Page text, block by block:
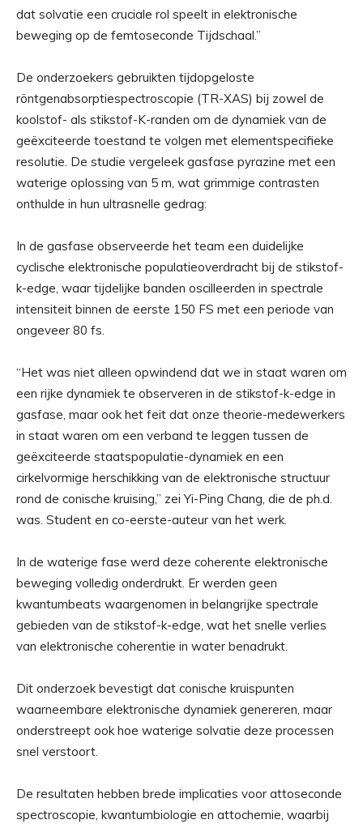
dat solvatie een cruciale rol speelt in elektronische
beweging op de femtoseconde Tijdschaal.”
De onderzoekers gebruikten tijdopgeloste
röntgenabsorptiespectroscopie (TR-XAS) bij zowel de
koolstof- als stikstof-K-randen om de dynamiek van de
geëxciteerde toestand te volgen met elementspecifieke
resolutie. De studie vergeleek gasfase pyrazine met een
waterige oplossing van 5 m, wat grimmige contrasten
onthulde in hun ultrasnelle gedrag:
In de gasfase observeerde het team een ​​duidelijke
cyclische elektronische populatieoverdracht bij de stikstof-
k-edge, waar tijdelijke banden oscilleerden in spectrale
intensiteit binnen de eerste 150 FS met een periode van
ongeveer 80 fs.
“Het was niet alleen opwindend dat we in staat waren om
een ​​rijke dynamiek te observeren in de stikstof-k-edge in
gasfase, maar ook het feit dat onze theorie-medewerkers
in staat waren om een ​​verband te leggen tussen de
geëxciteerde staatspopulatie-dynamiek en een
cirkelvormige herschikking van de elektronische structuur
rond de conische kruising,” zei Yi-Ping Chang, die de ph.d.
was. Student en co-eerste-auteur van het werk.
In de waterige fase werd deze coherente elektronische
beweging volledig onderdrukt. Er werden geen
kwantumbeats waargenomen in belangrijke spectrale
gebieden van de stikstof-k-edge, wat het snelle verlies
van elektronische coherentie in water benadrukt.
Dit onderzoek bevestigt dat conische kruispunten
waarneembare elektronische dynamiek genereren, maar
onderstreept ook hoe waterige solvatie deze processen
snel verstoort.
De resultaten hebben brede implicaties voor attoseconde
spectroscopie, kwantumbiologie en attochemie, waarbij